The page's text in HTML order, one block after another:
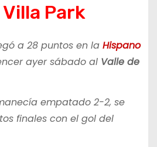
Park
a 28 puntos en la Hispano
ayer sábado alValle de
empatado 2-2, se
finales con el gol del